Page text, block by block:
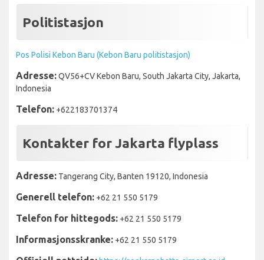
Politistasjon
Pos Polisi Kebon Baru (Kebon Baru politistasjon)
Adresse:QV56+CV Kebon Baru, South Jakarta City, Jakarta,
Indonesia
Telefon: +622183701374
Kontakter for Jakarta flyplass
Adresse: Tangerang City, Banten 19120, Indonesia
Generell telefon: +62 21 550 5179
Telefon for hittegods: +62 21 550 5179
Informasjonsskranke: +62 21 550 5179